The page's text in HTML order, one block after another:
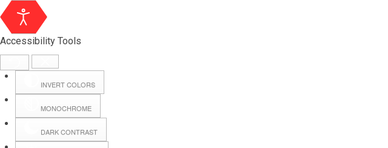
Accessibility Tools
INVERT COLORS
MONOCHROME
DARK CONTRAST